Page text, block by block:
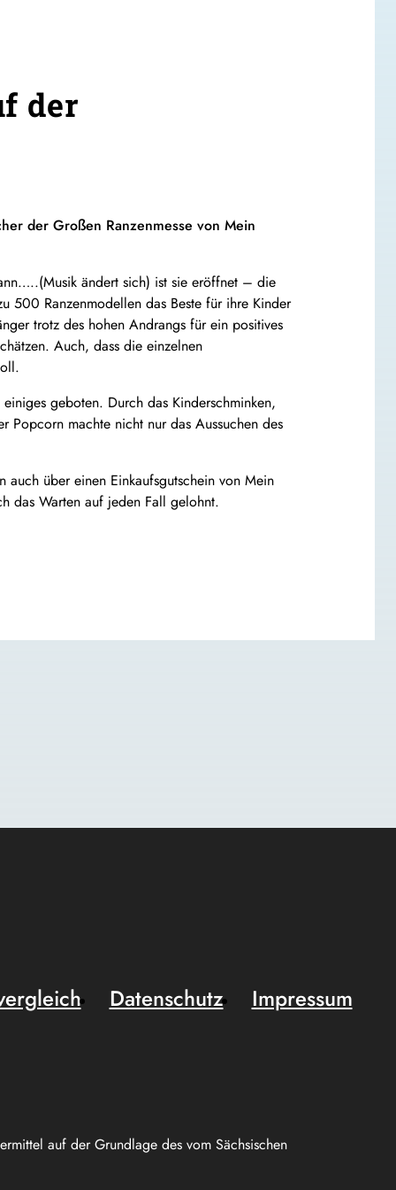
der
der Großen Ranzenmesse von Mein
ändert sich) ist sie eröffnet – die
500 Ranzenmodellen das Beste für ihre Kinder
trotz des hohen Andrangs für ein positives
Auch, dass die einzelnen
geboten. Durch das Kinderschminken,
Popcorn machte nicht nur das Aussuchen des
auch über einen Einkaufsgutschein von Mein
das Warten auf jeden Fall gelohnt.
auf der Grundlage des vom Sächsischen
Datenschutz
Impressum